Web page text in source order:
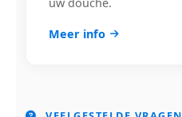
Meer info